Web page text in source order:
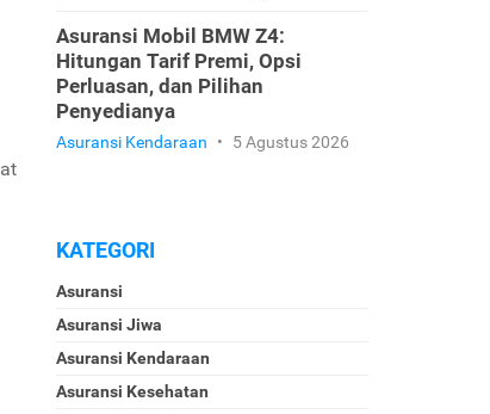
Asuransi Mobil BMW Z4:
Hitungan Tarif Premi, Opsi
Perluasan, dan Pilihan
Penyedianya
Asuransi Kendaraan • 5 Agustus 2026
KATEGORI
Asuransi
Asuransi Jiwa
Asuransi Kendaraan
Asuransi Kesehatan